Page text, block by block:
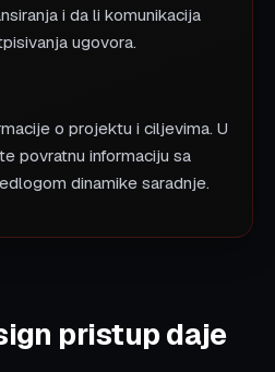
i da li komunikacija
ugovora.
o projektu i ciljevima. U
povratnu informaciju sa
dinamike saradnje.
pristup daje